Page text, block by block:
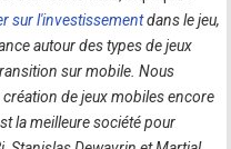
sur l'investissementdans le jeu,
autour des types de jeux
sur mobile. Nous
de jeux mobiles encore
la meilleure société pour